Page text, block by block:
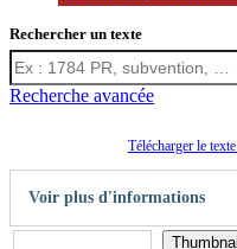
Rechercher un texte
Recherche avancée
Télécharger le
Voir plus d'informations